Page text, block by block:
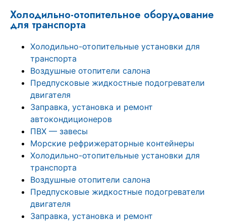
Холодильно-отопительное оборудование
для транспорта
Холодильно-отопительные установки для
транспорта
Воздушные отопители салона
Предпусковые жидкостные подогреватели
двигателя
Заправка, установка и ремонт
автокондиционеров
ПВХ — завесы
Морские рефрижераторные контейнеры
Холодильно-отопительные установки для
транспорта
Воздушные отопители салона
Предпусковые жидкостные подогреватели
двигателя
Заправка, установка и ремонт